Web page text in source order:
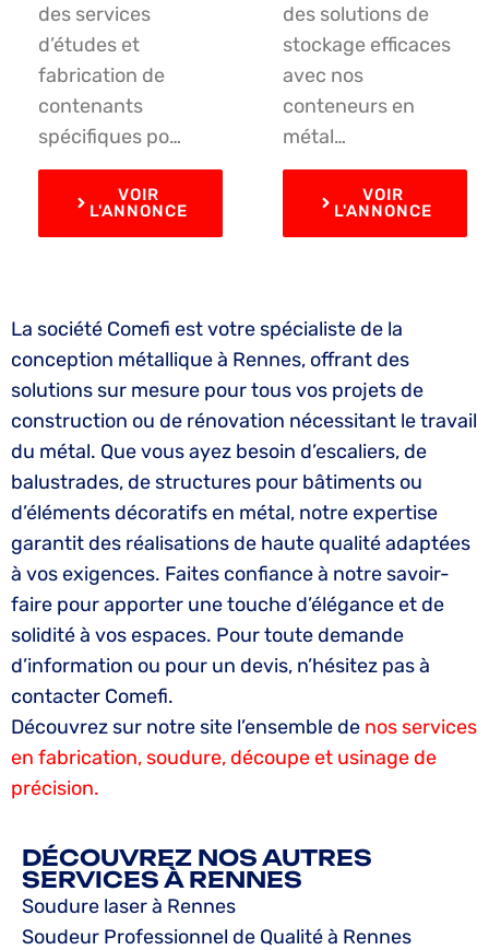
des services
d’études et
fabrication de
contenants
spécifiques po…
VOIR
L'ANNONCE
des solutions de
stockage efficaces
avec nos
conteneurs en
métal…
VOIR
L'ANNONCE
La société Comefi est votre spécialiste de la
conception métallique à Rennes, offrant des
solutions sur mesure pour tous vos projets de
construction ou de rénovation nécessitant le travail
du métal. Que vous ayez besoin d’escaliers, de
balustrades, de structures pour bâtiments ou
d’éléments décoratifs en métal, notre expertise
garantit des réalisations de haute qualité adaptées
à vos exigences. Faites confiance à notre savoir-
faire pour apporter une touche d’élégance et de
solidité à vos espaces. Pour toute demande
d’information ou pour un devis, n’hésitez pas à
contacter Comefi.
Découvrez sur notre site l’ensemble de nos services
en fabrication, soudure, découpe et usinage de
précision.
DÉCOUVREZ NOS AUTRES
SERVICES À RENNES
Soudure laser à Rennes
Soudeur Professionnel de Qualité à Rennes